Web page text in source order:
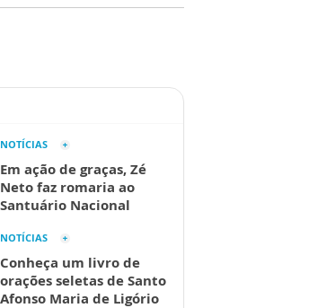
NOTÍCIAS
Em ação de graças, Zé
Neto faz romaria ao
Santuário Nacional
NOTÍCIAS
Conheça um livro de
orações seletas de Santo
Afonso Maria de Ligório